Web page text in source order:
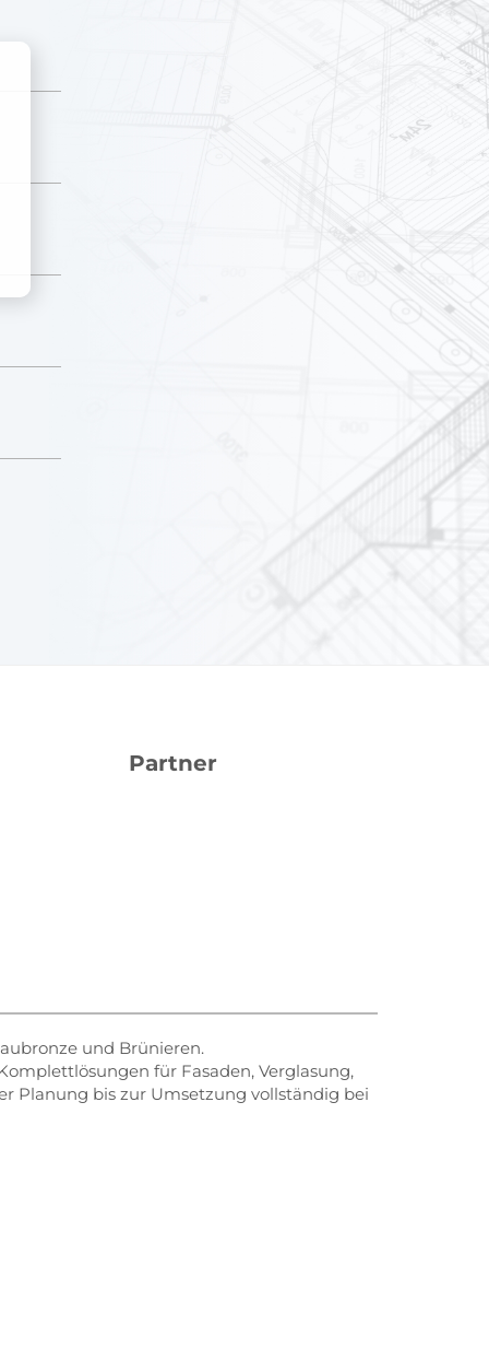
Partner
und Brünieren.
für Fasaden, Verglasung,
Planung bis zur Umsetzung vollständig bei